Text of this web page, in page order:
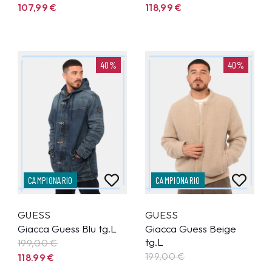
107,99€
118,99€
40%
CAMPIONARIO
GUESS
Giacca Guess Blu tg.L
199,00 €
118,99€
40%
CAMPIONARIO
GUESS
Giacca Guess Beige
tg.L
199,00 €